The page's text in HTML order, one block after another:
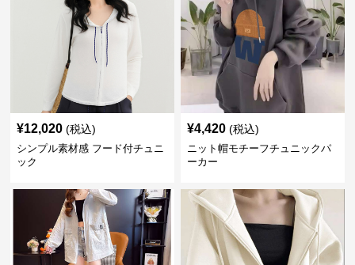
¥12,020 (税込)
シンプル素材感 フード付チュニ
ック
¥4,420 (税込)
ニット帽モチーフチュニックパ
ーカー